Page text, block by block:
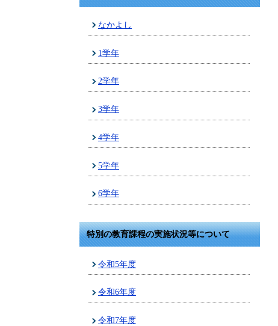
なかよし
1学年
2学年
3学年
4学年
5学年
6学年
特別の教育課程の実施状況等について
令和5年度
令和6年度
令和7年度